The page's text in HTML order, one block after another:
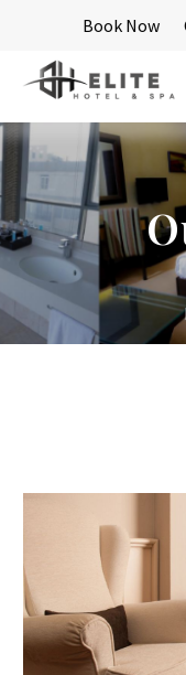
Book Now